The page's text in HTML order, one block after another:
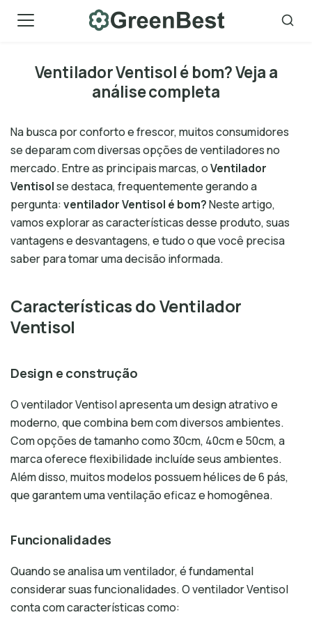
Ventilador Ventisol é bom? Veja a
análise completa
Na busca por conforto e frescor, muitos consumidores
se deparam com diversas opções de ventiladores no
mercado. Entre as principais marcas, oVentilador
Ventisolse destaca, frequentemente gerando a
pergunta:ventilador Ventisol é bom?Neste artigo,
vamos explorar as características desse produto, suas
vantagens e desvantagens, e tudo o que você precisa
saber para tomar uma decisão informada.
Características do Ventilador
Ventisol
Design e construção
O ventilador Ventisol apresenta um design atrativo e
moderno, que combina bem com diversos ambientes.
Com opções de tamanho como 30cm, 40cm e 50cm, a
marca oferece flexibilidade incluíde seus ambientes.
Além disso, muitos modelos possuem hélices de 6 pás,
que garantem uma ventilação eficaz e homogênea.
Funcionalidades
Quando se analisa um ventilador, é fundamental
considerar suas funcionalidades. O ventilador Ventisol
conta com características como: